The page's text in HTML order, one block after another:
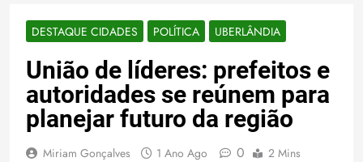
DESTAQUE CIDADES POLÍTICA UBERLÂNDIA
União de líderes: prefeitos e
autoridades se reúnem para
planejar futuro da região
Miriam Gonçalves 1 Ano Ago 0 2 Mins